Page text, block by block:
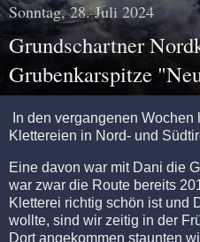
Sonntag, 28. Juli 2024
Grundschartner
Grubenkarspitze
In den vergangenen
Klettereien in Nord- und
Eine davon war mit Dani die
war zwar die Route bereits
Kletterei richtig schön ist und
wollte, sind wir zeitig in der
Dort angekommen staunten